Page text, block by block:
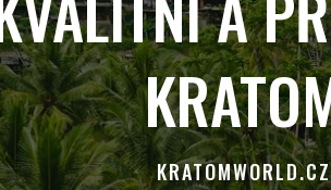
KRATOMWORLD.CZ